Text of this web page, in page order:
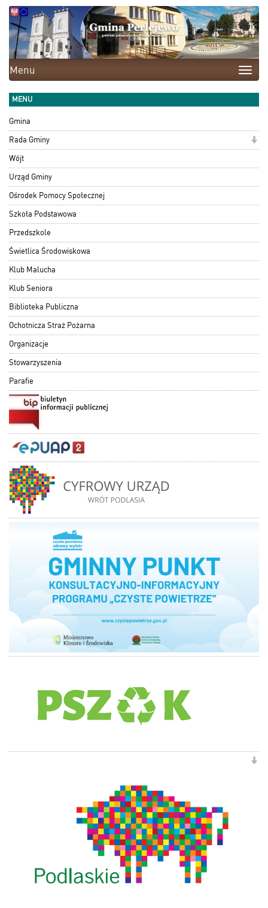
Toggle
Menu
MENU
Gmina
Rada Gminy
Wójt
Urząd Gminy
Ośrodek Pomocy Społecznej
Szkoła Podstawowa
Przedszkole
Świetlica Środowiskowa
Klub Malucha
Klub Seniora
Biblioteka Publiczna
Ochotnicza Straż Pożarna
Organizacje
Stowarzyszenia
Parafie